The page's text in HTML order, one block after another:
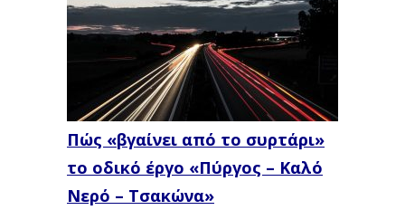
Πώς «βγαίνει από το συρτάρι»
το οδικό έργο «Πύργος – Καλό
Νερό – Τσακώνα»